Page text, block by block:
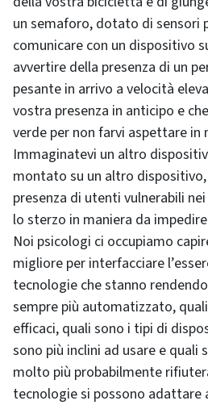
un semaforo, dotato di sensori
comunicare con un dispositivo
avvertire della presenza di un
pesante in arrivo a velocità
vostra presenza in anticipo e
verde per non farvi aspettare in
Immaginatevi un altro
montato su un altro dispositivo,
presenza di utenti vulnerabili
lo sterzo in maniera da
Noi psicologi ci occupiamo
migliore per interfacciare
tecnologie che stanno
sempre più automatizzato,
efficaci, quali sono i tipi di
sono più inclini ad usare e quali
molto più probabilmente
tecnologie si possono adattare